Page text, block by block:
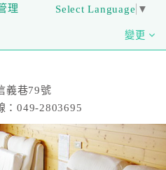
理 Select Language ▼
變更
義巷79號
：049-2803695